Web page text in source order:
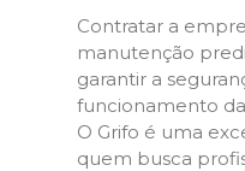
Contratar a
manutenção
garantir a
funcionamento
O Grifo é uma
quem busca